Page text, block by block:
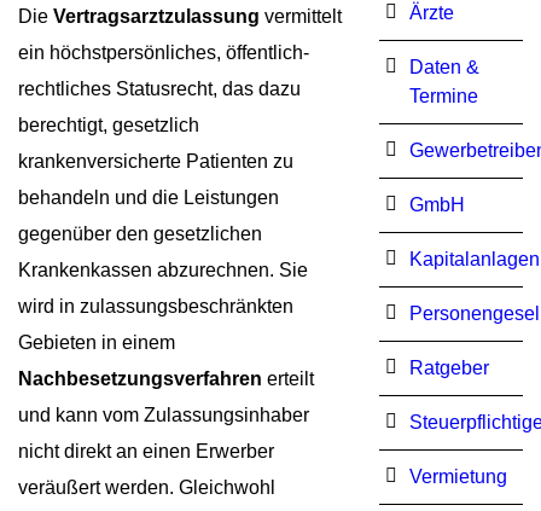
Die Vertragsarztzulassung vermittelt
ein höchstpersönliches, öffentlich-
rechtliches Statusrecht, das dazu
berechtigt, gesetzlich
krankenversicherte Patienten zu
behandeln und die Leistungen
gegenüber den gesetzlichen
Krankenkassen abzurechnen. Sie
wird in zulassungsbeschränkten
Gebieten in einem
Nachbesetzungsverfahren erteilt
und kann vom Zulassungsinhaber
nicht direkt an einen Erwerber
veräußert werden. Gleichwohl
Ärzte
Daten &
Termine
GmbH
Kapitalanlagen
Ratgeber
Vermietung